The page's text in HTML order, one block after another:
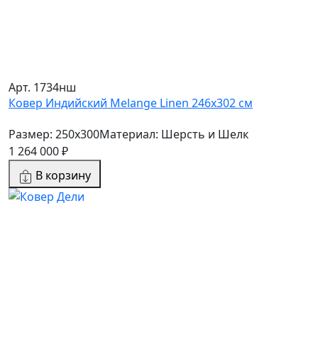
Арт. 1734нш
Ковер Индийский Melange Linen 246x302 см
Размер: 250x300Материал: Шерсть и Шелк
1 264 000 ₽
В корзину